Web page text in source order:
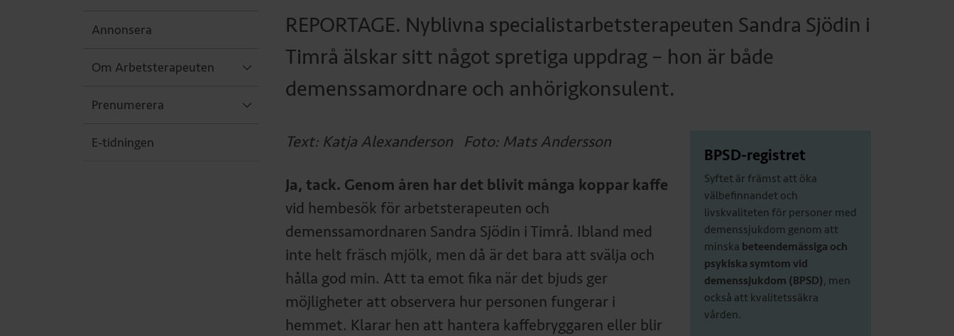
Annonsera
Om Arbetsterapeuten
Prenumerera
E-tidningen
REPORTAGE. Nyblivna specialistarbetsterapeuten Sandra Sjödin i
Timrå älskar sitt något spretiga uppdrag – hon är både
demenssamordnare och anhörigkonsulent.
Text: Katja Alexanderson Foto: Mats Andersson
Ja, tack. Genom åren har det blivit många koppar kaffe
vid hembesök för arbetsterapeuten och
demenssamordnaren Sandra Sjödin i Timrå. Ibland med
inte helt fräsch mjölk, men då är det bara att svälja och
hålla god min. Att ta emot fika när det bjuds ger
möjligheter att observera hur personen fungerar i
hemmet. Klarar hen att hantera kaffebryggaren eller blir
BPSD-registret
Syftet är främst att öka
välbefinnandet och
livskvaliteten för personer med
demenssjukdom genom att
minska beteendemässiga och
psykiska symtom vid
demenssjukdom (BPSD), men
också att kvalitetssäkra
vården.